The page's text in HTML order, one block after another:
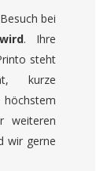
bei
. Ihre
steht
kurze
höchstem
weiteren
wir gerne